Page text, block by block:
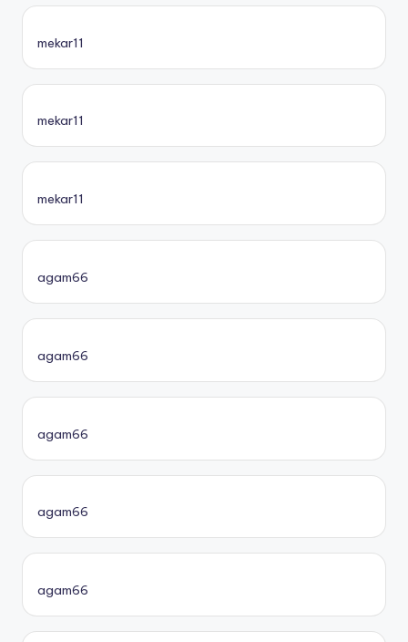
mekar11
mekar11
mekar11
agam66
agam66
agam66
agam66
agam66